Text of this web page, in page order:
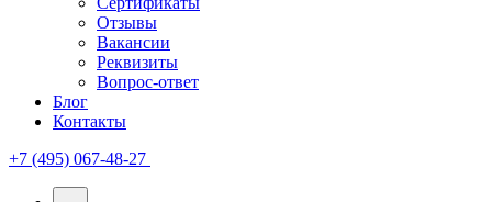
Отзывы
Вакансии
Реквизиты
Вопрос-ответ
Блог
Контакты
+7 (495) 067-48-27